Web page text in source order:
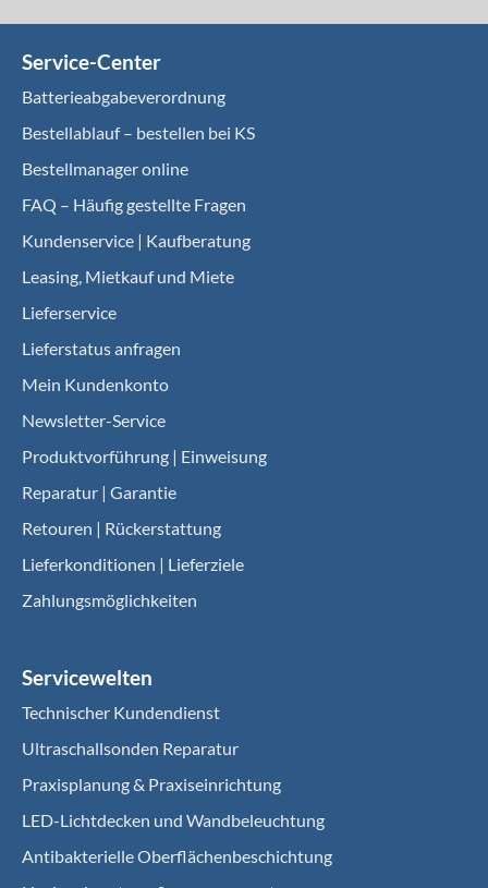
Service-Center
Batterieabgabeverordnung
Bestellablauf – bestellen bei KS
Bestellmanager online
FAQ – Häufig gestellte Fragen
Kundenservice | Kaufberatung
Leasing, Mietkauf und Miete
Lieferservice
Lieferstatus anfragen
Mein Kundenkonto
Newsletter-Service
Produktvorführung | Einweisung
Reparatur | Garantie
Retouren | Rückerstattung
Lieferkonditionen | Lieferziele
Zahlungsmöglichkeiten
Servicewelten
Technischer Kundendienst
Ultraschallsonden Reparatur
Praxisplanung & Praxiseinrichtung
LED-Lichtdecken und Wandbeleuchtung
Antibakterielle Oberflächenbeschichtung